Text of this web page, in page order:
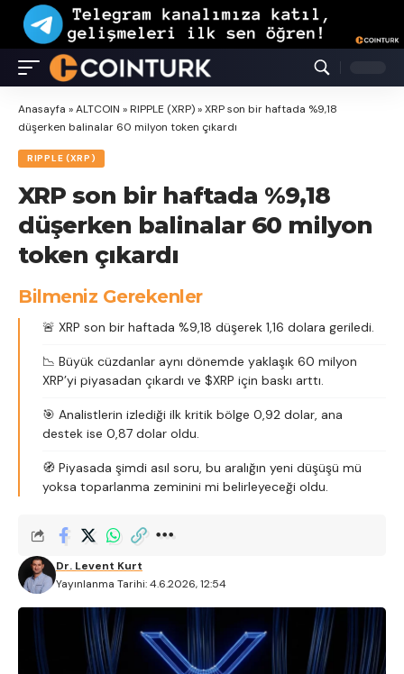
Anasayfa »ALTCOIN »RIPPLE (XRP)»XRP son bir haftada %9,18
düşerken balinalar 60 milyon token çıkardı
RIPPLE (XRP)
XRP son bir haftada %9,18
düşerken balinalar 60 milyon
token çıkardı
Bilmeniz Gerekenler
🚨 XRP son bir haftada %9,18 düşerek 1,16 dolara geriledi.
📉 Büyük cüzdanlar aynı dönemde yaklaşık 60 milyon
XRP’yi piyasadan çıkardı ve $XRP için baskı arttı.
🎯 Analistlerin izlediği ilk kritik bölge 0,92 dolar, ana
destek ise 0,87 dolar oldu.
🧭 Piyasada şimdi asıl soru, bu aralığın yeni düşüşü mü
yoksa toparlanma zeminini mi belirleyeceği oldu.
Yayınlanma Tarihi: 4.6.2026, 12:54
Dr. Levent Kurt